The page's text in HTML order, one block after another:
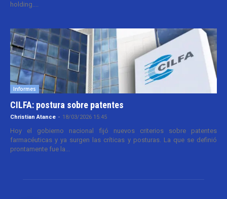
holding....
Informes
CILFA: postura sobre patentes
Christian Atance - 18/03/2026 15:45
Hoy el gobierno nacional fijó nuevos criterios sobre patentes
farmacéuticas y ya surgen las críticas y posturas. La que se definió
prontamente fue la...